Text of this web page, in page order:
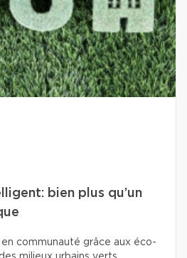
bien plus qu’un
communauté grâce aux éco-